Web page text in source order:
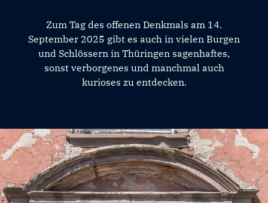
Zum Tag des offenen Denkmals am 14.
September 2025 gibt es auch in vielen Burgen
und Schlössern in Thüringen sagenhaftes,
sonst verborgenes und manchmal auch
kurioses zu entdecken.